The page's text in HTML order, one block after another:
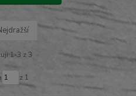
1-3 z 3
z 1